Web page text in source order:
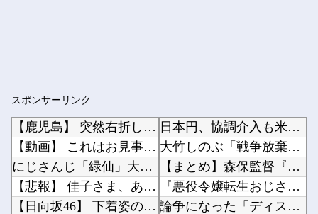
スポンサーリンク
【鹿児島】 突然右折し路面電車と衝突 乗っていた男女3人は車を放置しダッシュで逃走中
【動画】 これはお見事。中国重慶市で珍しい事故が撮影される。
にじさんじ「緑仙」大炎上！上から目線で圧が強い返信「もうすでに歌ってる」埋もれてる曲を救い...
【悲報】 佳子さま、あやうく「おパンツ」がお見えになってしまうｗｗｗｗｗ
【日向坂46】 下着姿のかほりん、大丈夫かこれ…
日本円、協調介入も米雇用統計も無効化の流れ他
大竹しのぶ「戦争放棄の国であり続けよう」←この投稿が話題に他
【まとめ】森保監督『都内にサッカー専用スタを』国立で観客新記録、スレ民『候補地は？』『税金...
『悪役令嬢転生おじさん』6話感想 モブ令嬢に絡まれるアンナ！他
論争になった「ディスク販売終了」、カプコンの回答と衝撃の詳細がコチラ・・・「え？ウチはデジ...